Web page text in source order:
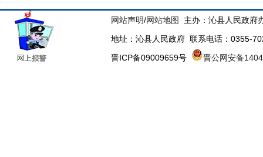
网站声明/网站地图
主办：沁县人民政府
地址：沁县人民政府 联系电话：0355-
晋ICP备09009659号
晋公网安备